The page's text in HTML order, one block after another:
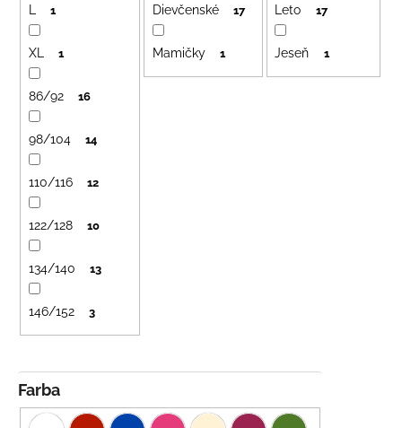
p
o
d
u
o
Farba
Dievčenské 17
Mamičky 1
Leto 17
Jeseň 1
1
XL 1
86/92 16
98/104 14
110/116 12
122/128 10
134/140 13
146/152 3
BAMBUSOVÉ
TRIKO
NÁMORNÍCKE
PRUHY
MODRÉ
€18